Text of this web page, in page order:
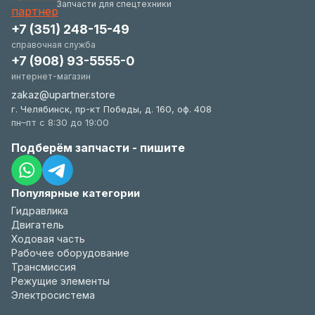
Запчасти для спецтехники
Популярные категории
Гидравлика
Двигатель
Ходовая часть
Рабочее оборудование
Трансмиссия
Режущие элементы
Электросистема
+7 (351) 248-15-49
справочная служба
+7 (908) 93-5555-0
интернет-магазин
zakaz@upartner.store
г. Челябинск, пр-кт Победы, д. 160, оф. 408
пн–пт с 8:30 до 19:00
Подберём запчасти - пишите